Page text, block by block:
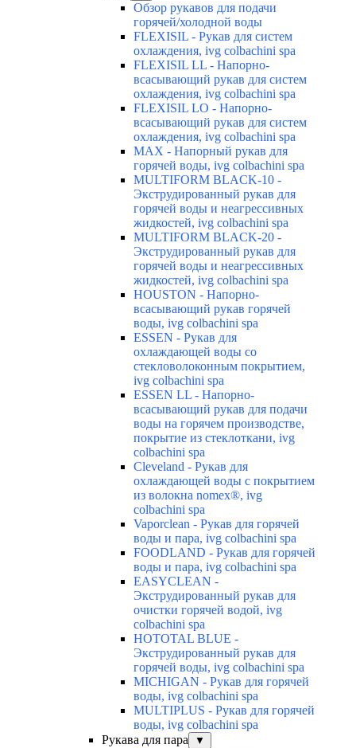
Обзор рукавов для подачи
горячей/холодной воды
FLEXISIL - Рукав для систем
охлаждения, ivg colbachini spa
FLEXISIL LL - Напорно-
всасывающий рукав для систем
охлаждения, ivg colbachini spa
FLEXISIL LO - Напорно-
всасывающий рукав для систем
охлаждения, ivg colbachini spa
MAX - Напорный рукав для
горячей воды, ivg colbachini spa
MULTIFORM BLACK-10 -
Экструдированный рукав для
горячей воды и неагрессивных
жидкостей, ivg colbachini spa
MULTIFORM BLACK-20 -
Экструдированный рукав для
горячей воды и неагрессивных
жидкостей, ivg colbachini spa
HOUSTON - Напорно-
всасывающий рукав горячей
воды, ivg colbachini spa
ESSEN - Рукав для
охлаждающей воды со
стекловолоконным покрытием,
ivg colbachini spa
ESSEN LL - Напорно-
всасывающий рукав для подачи
воды на горячем производстве,
покрытие из стеклоткани, ivg
colbachini spa
Cleveland - Рукав для
охлаждающей воды с покрытием
из волокна nomex®, ivg
colbachini spa
Vaporclean - Рукав для горячей
воды и пара, ivg colbachini spa
FOODLAND - Рукав для горячей
воды и пара, ivg colbachini spa
EASYCLEAN -
Экструдированный рукав для
очистки горячей водой, ivg
colbachini spa
HOTOTAL BLUE -
Экструдированный рукав для
горячей воды, ivg colbachini spa
MICHIGAN - Рукав для горячей
воды, ivg colbachini spa
MULTIPLUS - Рукав для горячей
воды, ivg colbachini spa
Рукава для пара
▼